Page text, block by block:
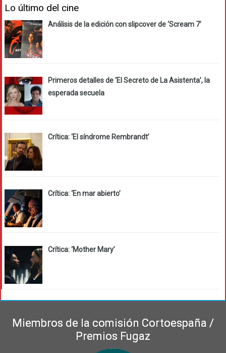
Lo último del cine
Análisis de la edición con slipcover de ‘Scream 7’
Primeros detalles de ‘El Secreto de La Asistenta’, la
esperada secuela
Crítica: ‘El síndrome Rembrandt’
Crítica: ‘En mar abierto’
Crítica: ‘Mother Mary’
Miembros de la comisión Cortoespaña /
Premios Fugaz